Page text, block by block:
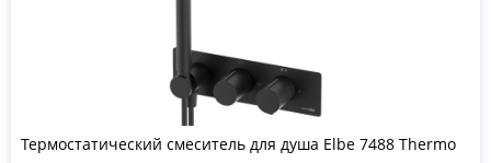
Термостатический смеситель для душа Elbe 7488 Thermo